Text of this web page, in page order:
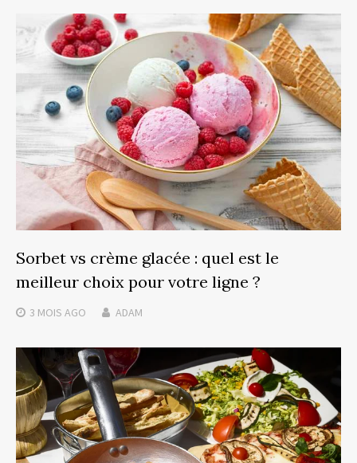
Sorbet vs crème glacée : quel est le
meilleur choix pour votre ligne ?
3 MOIS AGO ADAM